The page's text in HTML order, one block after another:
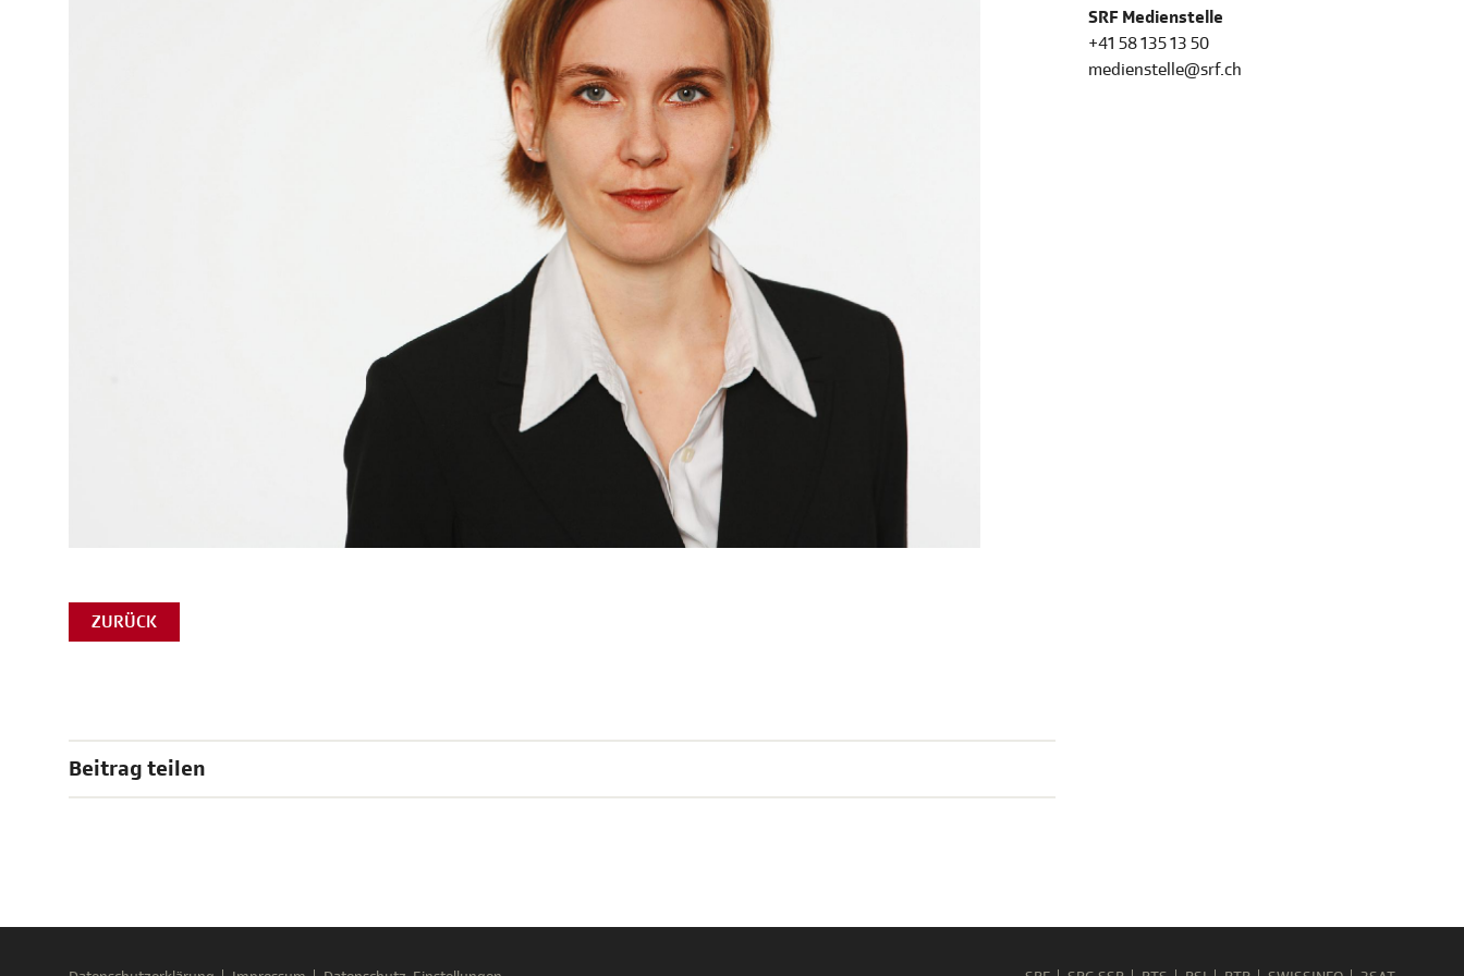
ZURÜCK
Beitrag teilen
SRF Medienstelle
+41 58 135 13 50
medienstelle@srf.ch